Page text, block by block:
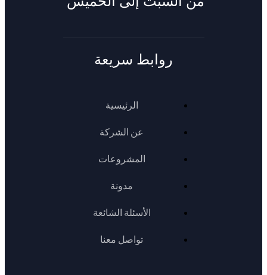
روابط سريعة
الرئيسية
عن الشركة
المشروعات
مدونة
الأسئلة الشائعة
تواصل معنا